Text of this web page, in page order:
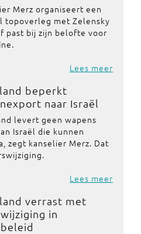
Merz organiseert een
topoverleg met Zelensky
past bij zijn belofte voor
Lees meer
beperkt
naar Israël
levert geen wapens
Israël die kunnen
zegt kanselier Merz. Dat
Lees meer
verrast met
in